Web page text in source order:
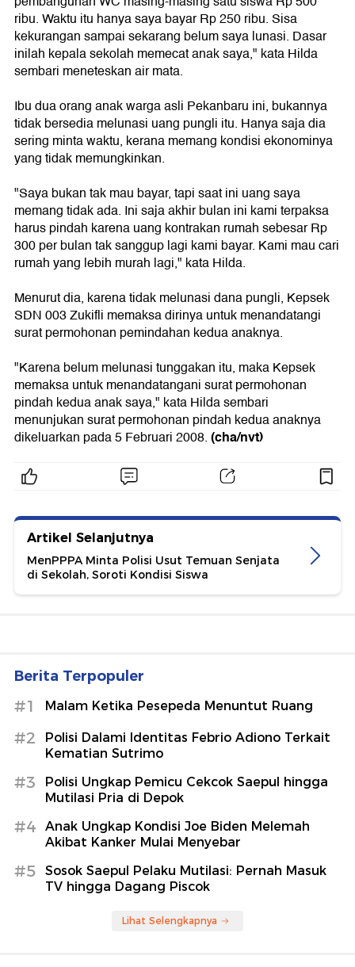
ribu. Waktu itu hanya saya bayar Rp 250 ribu. Sisa
kekurangan sampai sekarang belum saya lunasi. Dasar
inilah kepala sekolah memecat anak saya," kata Hilda
sembari meneteskan air mata.
Ibu dua orang anak warga asli Pekanbaru ini, bukannya
tidak bersedia melunasi uang pungli itu. Hanya saja dia
sering minta waktu, kerana memang kondisi ekonominya
yang tidak memungkinkan.
"Saya bukan tak mau bayar, tapi saat ini uang saya
memang tidak ada. Ini saja akhir bulan ini kami terpaksa
harus pindah karena uang kontrakan rumah sebesar Rp
300 per bulan tak sanggup lagi kami bayar. Kami mau cari
rumah yang lebih murah lagi," kata Hilda.
Menurut dia, karena tidak melunasi dana pungli, Kepsek
SDN 003 Zukifli memaksa dirinya untuk menandatangi
surat permohonan pemindahan kedua anaknya.
"Karena belum melunasi tunggakan itu, maka Kepsek
memaksa untuk menandatangani surat permohonan
pindah kedua anak saya," kata Hilda sembari
menunjukan surat permohonan pindah kedua anaknya
dikeluarkan pada 5 Februari 2008.(cha/nvt)
Artikel Selanjutnya
MenPPPA Minta Polisi Usut Temuan Senjata
di Sekolah, Soroti Kondisi Siswa
Berita Terpopuler
#1 Malam Ketika Pesepeda Menuntut Ruang
#2
Polisi Dalami Identitas Febrio Adiono Terkait
Kematian Sutrimo
#3
Polisi Ungkap Pemicu Cekcok Saepul hingga
Mutilasi Pria di Depok
#4
Anak Ungkap Kondisi Joe Biden Melemah
Akibat Kanker Mulai Menyebar
#5
Sosok Saepul Pelaku Mutilasi: Pernah Masuk
TV hingga Dagang Piscok
Lihat Selengkapnya